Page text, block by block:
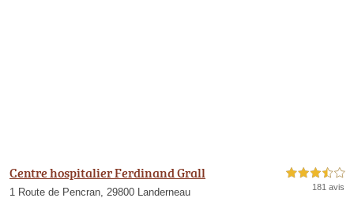
Centre hospitalier Ferdinand Grall
1 Route de Pencran, 29800 Landerneau
3,5 étoiles sur 5
181 avis